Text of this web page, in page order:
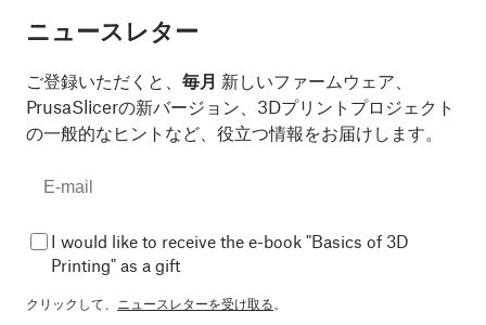
ニュースレター
ご登録いただくと、 毎月 新しいファームウェア、
PrusaSlicerの新バージョン、3Dプリントプロジェクト
の一般的なヒントなど、役立つ情報をお届けします。
I would like to receive the e-book "Basics of 3D
Printing" as a gift
クリックして、 ニュースレターを受け取る。